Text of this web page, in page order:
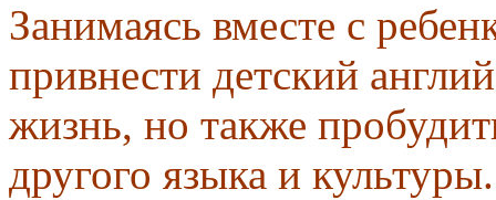
Занимаясь вместе с
привнести детский
жизнь, но также
другого языка и культуры.